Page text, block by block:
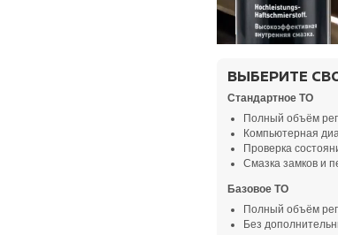
ВЫБЕРИТЕ
Стандартное ТО
Полный объём
Компьютерная
Проверка
Смазка замков и
Базовое ТО
Полный объём
Без